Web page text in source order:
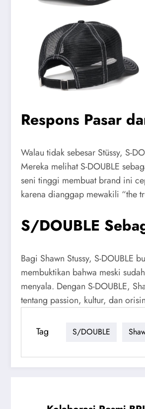
Respons Pasar
Walau tidak sebesar Stüssy, S-
Mereka melihat S-DOUBLE
seni tinggi membuat brand ini
karena dianggap mewakili “the
S/DOUBLE
Bagi Shawn Stussy, S-DOUBLE
membuktikan bahwa meski
menyala. Dengan S-DOUBLE,
tentang passion, kultur, dan
Tag S/DOUBLE